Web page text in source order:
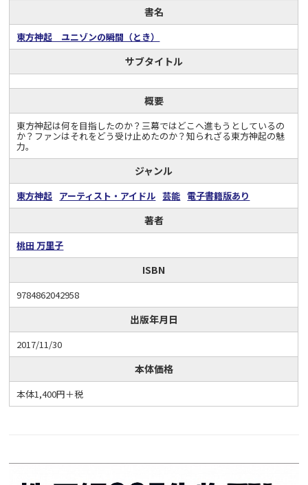
書名
東方神起 ユニゾンの瞬間（とき）
サブタイトル
概要
東方神起は何を目指したのか？三幕ではどこへ進もうとしているの
か？ファンはそれをどう受け止めたのか？知られざる東方神起の魅
力。
ジャンル
東方神起 アーティスト・アイドル 芸能 電子書籍版あり
著者
桃田 万里子
ISBN
9784862042958
出版年月日
2017/11/30
本体価格
本体1,400円＋税